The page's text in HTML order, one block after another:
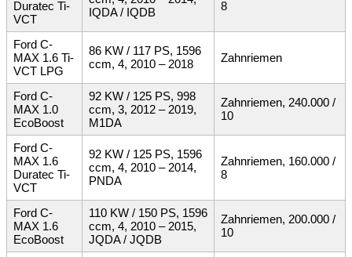
Duratec Ti-
VCT
IQDA / IQDB
8
Ford C-
MAX 1.6 Ti-
VCT LPG
86 KW / 117 PS, 1596
ccm, 4, 2010 – 2018
Zahnriemen
Ford C-
MAX 1.0
EcoBoost
92 KW / 125 PS, 998
ccm, 3, 2012 – 2019,
M1DA
Zahnriemen, 240.000 /
10
Ford C-
MAX 1.6
Duratec Ti-
VCT
92 KW / 125 PS, 1596
ccm, 4, 2010 – 2014,
PNDA
Zahnriemen, 160.000 /
8
Ford C-
MAX 1.6
EcoBoost
110 KW / 150 PS, 1596
ccm, 4, 2010 – 2015,
JQDA / JQDB
Zahnriemen, 200.000 /
10